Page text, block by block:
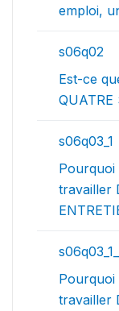
emploi,
s06q02
Est-ce
QUATRE
s06q03_1
travailler
travailler